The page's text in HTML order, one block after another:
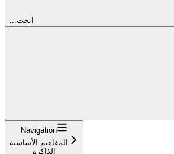
...ابحث
Navigation
المفاهيم الأساسية
الذاكرة